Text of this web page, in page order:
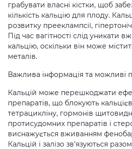
грабувати власні кістки, щоб
кількість кальцію для плоду.
розвитку прееклампсії,
Під час вагітності слід уникати
кальцію, оскільки він може
металів.
Важлива інформація та можливі
Кальцій може перешкоджати
препаратів, що блокують
тетрацикліну, гормонів
протисудомних препаратів і
виснажується вживанням
Кальцій і залізо зв’язуються